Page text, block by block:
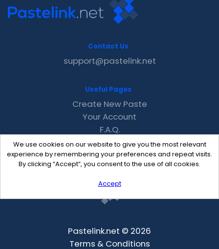
We use cookies on our website to give you the most relevant
experience by remembering your preferences and repeat visits.
By clicking “Accept”, you consent to the use of all cookies.
Accept
Contact Us
support@pastelink.net
Useful Pages
Create New Paste
Your Account
F.A.Q.
Recent
Contact
Pastelink.net © 2026
Terms & Conditions